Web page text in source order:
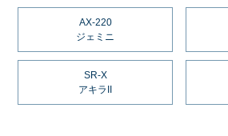
AX-220
ジェミニ
SR-X
アキラII